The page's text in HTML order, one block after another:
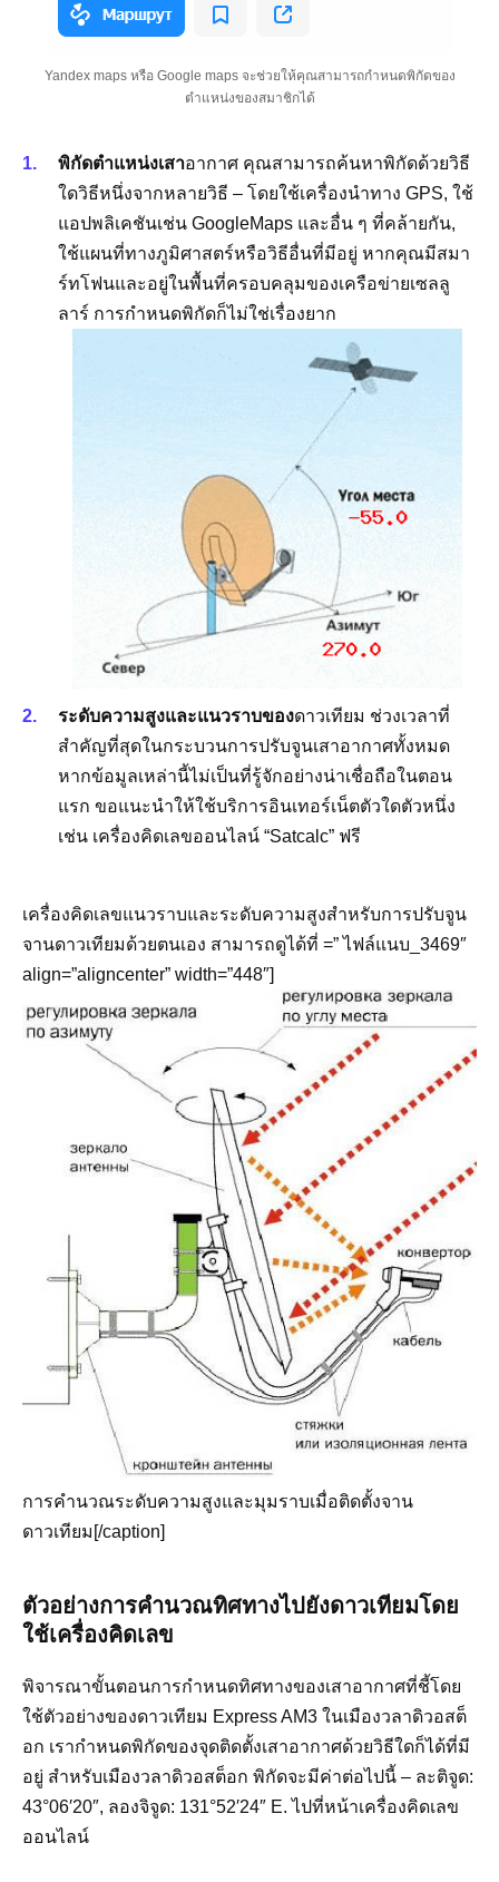
Yandex maps หรือ Google maps จะช่วยให้คุณสามารถกำหนดพิกัดของ
ตำแหน่งของสมาชิกได้
พิกัดตำแหน่งเสาอากาศ คุณสามารถค้นหาพิกัดด้วยวิธี
ใดวิธีหนึ่งจากหลายวิธี – โดยใช้เครื่องนำทาง GPS, ใช้
แอปพลิเคชันเช่น GoogleMaps และอื่น ๆ ที่คล้ายกัน,
ใช้แผนที่ทางภูมิศาสตร์หรือวิธีอื่นที่มีอยู่ หากคุณมีสมา
ร์ทโฟนและอยู่ในพื้นที่ครอบคลุมของเครือข่ายเซลลู
ลาร์ การกำหนดพิกัดก็ไม่ใช่เรื่องยาก
ระดับความสูงและแนวราบของดาวเทียม ช่วงเวลาที่
สำคัญที่สุดในกระบวนการปรับจูนเสาอากาศทั้งหมด
หากข้อมูลเหล่านี้ไม่เป็นที่รู้จักอย่างน่าเชื่อถือในตอน
แรก ขอแนะนำให้ใช้บริการอินเทอร์เน็ตตัวใดตัวหนึ่ง
เช่น เครื่องคิดเลขออนไลน์ “Satcalc” ฟรี
เครื่องคิดเลขแนวราบและระดับความสูงสำหรับการปรับจูน
จานดาวเทียมด้วยตนเอง สามารถดูได้ที่ =” ไฟล์แนบ_3469″
align=”aligncenter” width=”448″]
การคำนวณระดับความสูงและมุมราบเมื่อติดตั้งจาน
ดาวเทียม[/caption]
ตัวอย่างการคำนวณทิศทางไปยังดาวเทียมโดย
ใช้เครื่องคิดเลข
พิจารณาขั้นตอนการกำหนดทิศทางของเสาอากาศที่ชี้โดย
ใช้ตัวอย่างของดาวเทียม Express AM3 ในเมืองวลาดิวอสต็
อก เรากำหนดพิกัดของจุดติดตั้งเสาอากาศด้วยวิธีใดก็ได้ที่มี
อยู่ สำหรับเมืองวลาดิวอสต็อก พิกัดจะมีค่าต่อไปนี้ – ละติจูด:
43°06′20″, ลองจิจูด: 131°52′24″ E. ไปที่หน้าเครื่องคิดเลข
ออนไลน์